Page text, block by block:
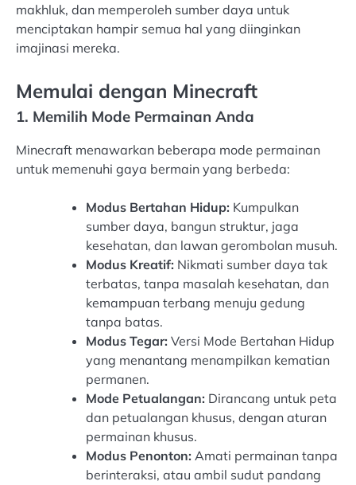
makhluk, dan memperoleh sumber daya untuk
menciptakan hampir semua hal yang diinginkan
imajinasi mereka.
Memulai dengan Minecraft
1. Memilih Mode Permainan Anda
Minecraft menawarkan beberapa mode permainan
untuk memenuhi gaya bermain yang berbeda:
Modus Bertahan Hidup: Kumpulkan
sumber daya, bangun struktur, jaga
kesehatan, dan lawan gerombolan musuh.
Modus Kreatif: Nikmati sumber daya tak
terbatas, tanpa masalah kesehatan, dan
kemampuan terbang menuju gedung
tanpa batas.
Modus Tegar: Versi Mode Bertahan Hidup
yang menantang menampilkan kematian
permanen.
Mode Petualangan: Dirancang untuk peta
dan petualangan khusus, dengan aturan
permainan khusus.
Modus Penonton: Amati permainan tanpa
berinteraksi, atau ambil sudut pandang